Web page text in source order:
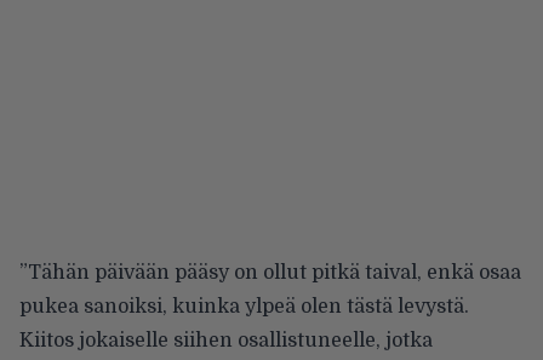
”Tähän päivään pääsy on ollut pitkä taival, enkä osaa
pukea sanoiksi, kuinka ylpeä olen tästä levystä.
Kiitos jokaiselle siihen osallistuneelle, jotka